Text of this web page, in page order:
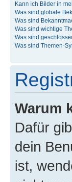
Kann ich Bilder in
Was sind globale
Was sind
Was sind wichtige
Was sind
Was sind Themen-
Warum
Dafür
dein
ist,